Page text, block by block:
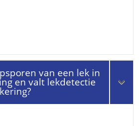
van een lek in
en valt lekdetectie